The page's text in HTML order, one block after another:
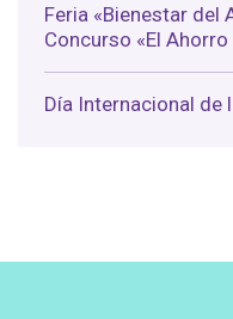
Feria «Bienestar del
Concurso «El
Día Internacional de